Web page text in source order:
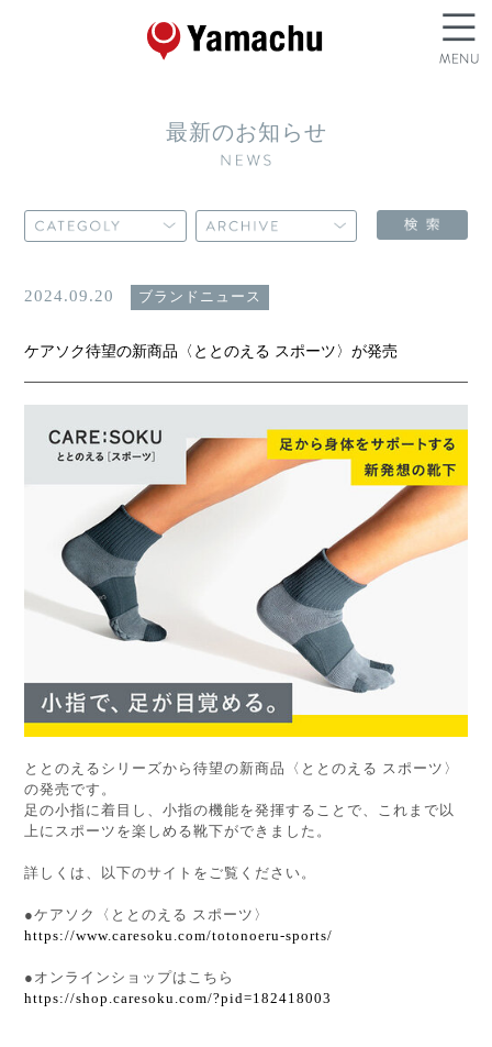
最新のお知らせ
2024.09.20 ブランドニュース
ケアソク待望の新商品〈ととのえる スポーツ〉が発売
ととのえるシリーズから待望の新商品〈ととのえる スポーツ〉
の発売です。
足の小指に着目し、小指の機能を発揮することで、これまで以
上にスポーツを楽しめる靴下ができました。
詳しくは、以下のサイトをご覧ください。
●ケアソク〈ととのえる スポーツ〉
https://www.caresoku.com/totonoeru-sports/
●オンラインショップはこちら
https://shop.caresoku.com/?pid=182418003